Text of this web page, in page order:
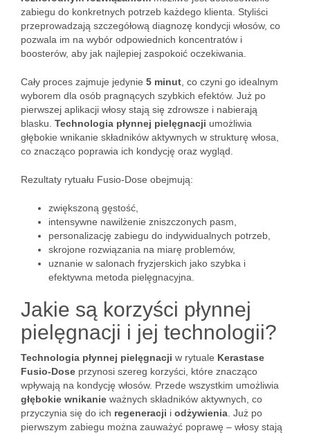
zabiegu do konkretnych potrzeb każdego klienta. Styliści
przeprowadzają szczegółową diagnozę kondycji włosów, co
pozwala im na wybór odpowiednich koncentratów i
boosterów, aby jak najlepiej zaspokoić oczekiwania.
Cały proces zajmuje jedynie 5 minut , co czyni go idealnym
wyborem dla osób pragnących szybkich efektów. Już po
pierwszej aplikacji włosy stają się zdrowsze i nabierają
blasku. Technologia płynnej pielęgnacji umożliwia
głębokie wnikanie składników aktywnych w strukturę włosa,
co znacząco poprawia ich kondycję oraz wygląd.
Rezultaty rytuału Fusio-Dose obejmują:
zwiększoną gęstość,
intensywne nawilżenie zniszczonych pasm,
personalizację zabiegu do indywidualnych potrzeb,
skrojone rozwiązania na miarę problemów,
uznanie w salonach fryzjerskich jako szybka i
efektywna metoda pielęgnacyjna.
Jakie są korzyści płynnej
pielęgnacji i jej technologii?
Technologia płynnej pielęgnacji w rytuale Kerastase
Fusio-Dose przynosi szereg korzyści, które znacząco
wpływają na kondycję włosów. Przede wszystkim umożliwia
głębokie wnikanie ważnych składników aktywnych, co
przyczynia się do ich regeneracji i odżywienia . Już po
pierwszym zabiegu można zauważyć poprawę – włosy stają